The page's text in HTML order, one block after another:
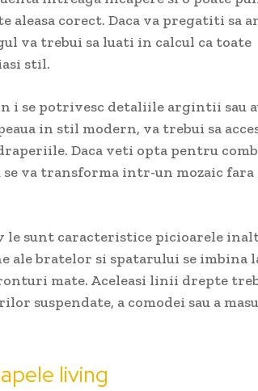
aleasa corect. Daca va pregatiti sa
va trebui sa luati in calcul ca toate
stil.
i se potrivesc detaliile argintii sau
in stil modern, va trebui sa
Daca veti opta pentru
va transforma intr-un mozaic
le sunt caracteristice picioarele
ale bratelor si spatarului se imbina
mate. Aceleasi linii drepte
suspendate, a comodei sau a
living